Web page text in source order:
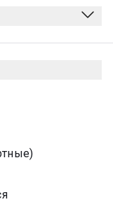
05:00 - 19:00